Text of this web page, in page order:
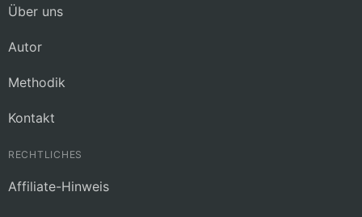
Über uns
Autor
Methodik
Kontakt
RECHTLICHES
Affiliate-Hinweis